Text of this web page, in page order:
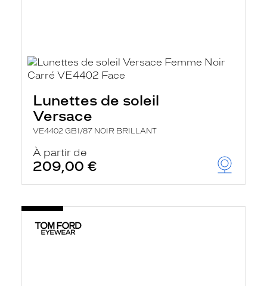
Lunettes de soleil
Versace
VE4402 GB1/87 NOIR BRILLANT
À partir de
209,00 €